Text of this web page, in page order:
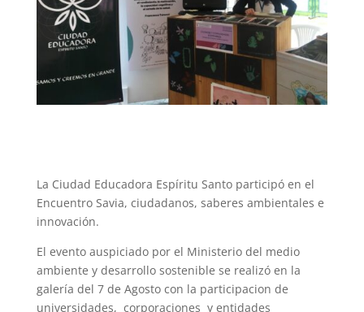
La Ciudad Educadora Espíritu Santo participó en el
Encuentro Savia, ciudadanos, saberes ambientales e
innovación.
El evento auspiciado por el Ministerio del medio
ambiente y desarrollo sostenible se realizó en la
galería del 7 de Agosto con la participacion de
universidades, corporaciones y entidades